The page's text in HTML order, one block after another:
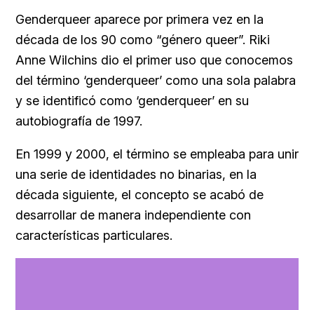
Genderqueer aparece por primera vez en la
década de los 90 como “género queer”. Riki
Anne Wilchins dio el primer uso que conocemos
del término ‘genderqueer’ como una sola palabra
y se identificó como ‘genderqueer’ en su
autobiografía de 1997.
En 1999 y 2000, el término se empleaba para unir
una serie de identidades no binarias, en la
década siguiente, el concepto se acabó de
desarrollar de manera independiente con
características particulares.